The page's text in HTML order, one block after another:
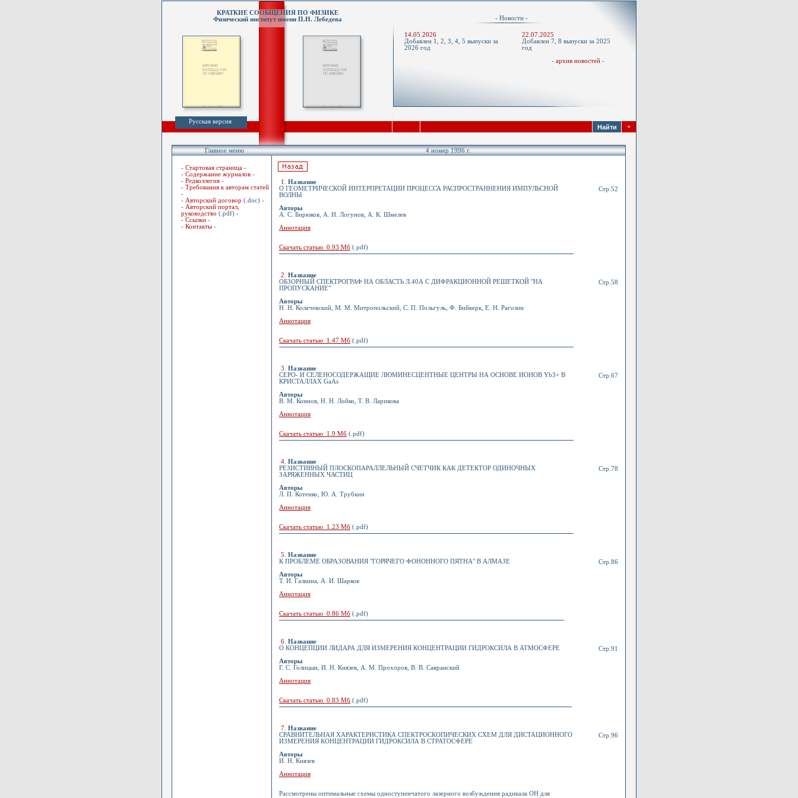
КРАТКИЕ СООБЩЕНИЯ ПО ФИЗИКЕ
Физический институт имени П.Н. Лебедева
- Новости -
14.05.2026
Добавлен 1, 2, 3, 4, 5 выпуски за
2026 год
22.07.2025
Добавлен 7, 8 выпуски за 2025
год
- архив новостей -
Русская версия
+
Главное меню 4 номер 1996 г.
- Стартовая страница -
- Содержание журналов -
- Редколлегия -
- Требования к авторам статей
-
- Авторский договор (.doc) -
- Авторский портал,
руководство (.pdf) -
- Ссылки -
- Контакты -
1
Название
О ГЕОМЕТРИЧЕСКОЙ ИНТЕРПРЕТАЦИИ ПРОЦЕССА РАСПРОСТРАННЕНИЯ ИМПУЛЬСНОЙ
ВОЛНЫ
Авторы
А. С. Бирюков, А. Н. Логунов, А. К. Шмелев
Аннотация
Скачать статью 0.93 Мб (.pdf)
Стр.52
2
Название
ОБЗОРНЫЙ СПЕКТРОГРАФ НА ОБЛАСТЬ Л.40А С ДИФРАКЦИОННОЙ РЕШЕТКОЙ "НА
ПРОПУСКАНИЕ"
Авторы
Н. Н. Колачевский, М. М. Митропольский, С. П. Польгуль, Ф. Бийкерк, Е. Н. Рагозин
Аннотация
Скачать статью 1.47 Мб (.pdf)
Стр.58
3
Название
СЕРО- И СЕЛЕНОСОДЕРЖАЩИЕ ЛЮМИНЕСЦЕНТНЫЕ ЦЕНТРЫ НА ОСНОВЕ ИОНОВ Yb3+ В
КРИСТАЛЛАХ GaAs
Авторы
В. М. Коннов, Н. Н. Лойко, Т. В. Ларикова
Аннотация
Скачать статью 1.9 Мб (.pdf)
Стр.67
4 Название
РЕЗИСТИВНЫЙ ПЛОСКОПАРАЛЛЕЛЬНЫЙ СЧЕТЧИК КАК ДЕТЕКТОР ОДИНОЧНЫХ
ЗАРЯЖЕННЫХ ЧАСТИЦ
Авторы
Л. П. Котенко, Ю. А. Трубкин
Аннотация
Скачать статью 1.23 Мб (.pdf)
Стр.78
5
Название
К ПРОБЛЕМЕ ОБРАЗОВАНИЯ "ГОРЯЧЕГО ФОНОННОГО ПЯТНА" В АЛМАЗЕ
Авторы
Т. И. Галкина, А. И. Шарков
Аннотация
Скачать статью 0.86 Мб (.pdf)
Стр.86
6 Название
О КОНЦЕПЦИИ ЛИДАРА ДЛЯ ИЗМЕРЕНИЯ КОНЦЕНТРАЦИИ ГИДРОКСИЛА В АТМОСФЕРЕ
Авторы
Г. С. Голицын, И. Н. Князев, А. М. Прохоров, В. В. Савранский
Аннотация
Скачать статью 0.83 Мб (.pdf)
Стр.91
7 Название
СРАВНИТЕЛЬНАЯ ХАРАКТЕРИСТИКА СПЕКТРОСКОПИЧЕСКИХ СХЕМ ДЛЯ ДИСТАЦИОННОГО
ИЗМЕРЕНИЯ КОНЦЕНТРАЦИИ ГИДРОКСИЛА В СТРАТОСФЕРЕ
Авторы
И. Н. Князев
Аннотация
Рассмотрены оптимальные схемы одноступенчатого лазерного возбуждения радикала ОН для
Стр.96